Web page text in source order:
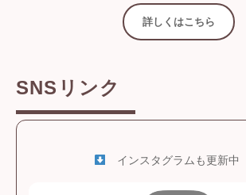
詳しくはこちら
SNSリンク
インスタグラムも更新中